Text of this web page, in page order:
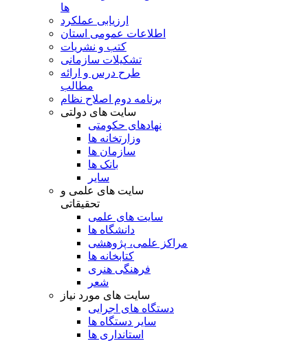
ها
ارزیابی عملکرد
اطلاعات عمومی استان
کتب و نشریات
تشکیلات سازمانی
طرح درس و ارائه
مطالب
برنامه دوم اصلاح نظام
سایت های دولتی
نهادهای حکومتی
وزارتخانه ها
سازمان ها
بانک ها
سایر
سایت های علمی و
تحقیقاتی
سایت های علمی
دانشگاه ها
مراکز علمی، پژوهشی
کتابخانه ها
فرهنگی هنری
شعر
سایت های مورد نیاز
دستگاه های اجرایی
سایر دستگاه ها
استانداری ها